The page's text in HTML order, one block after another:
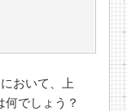
おいて、上
でしょう？